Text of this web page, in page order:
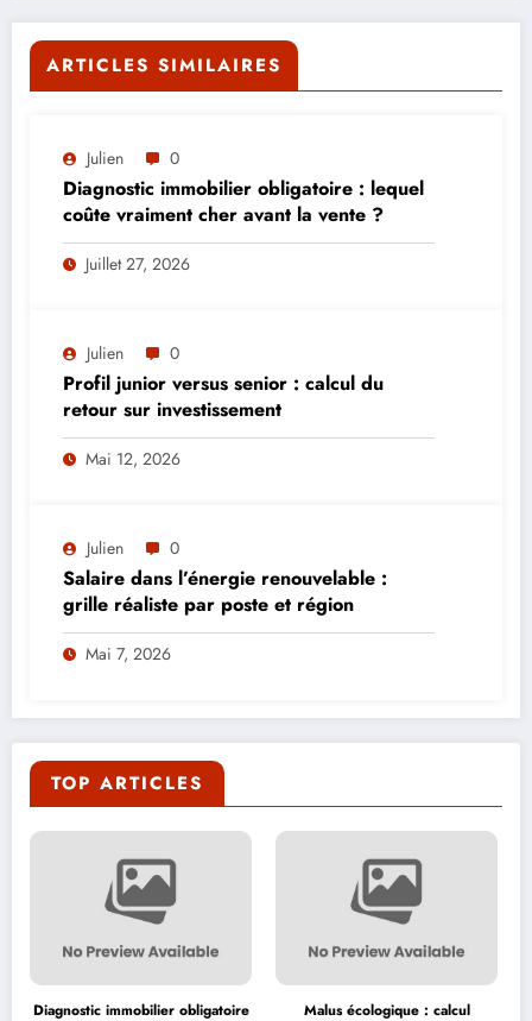
ARTICLES SIMILAIRES
Julien 0
Diagnostic immobilier obligatoire : lequel
coûte vraiment cher avant la vente ?
Juillet 27, 2026
Julien 0
Profil junior versus senior : calcul du
retour sur investissement
Mai 12, 2026
Julien 0
Salaire dans l’énergie renouvelable :
grille réaliste par poste et région
Mai 7, 2026
TOP ARTICLES
Diagnostic immobilier obligatoire Malus écologique : calcul